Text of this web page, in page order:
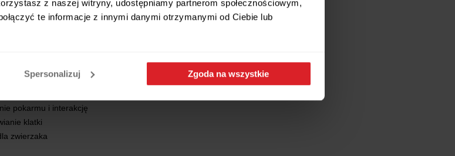
z naszej witryny, udostępniamy partnerom społecznościowym,
te informacje z innymi danymi otrzymanymi od Ciebie lub
Spersonalizuj Zgoda na wszystkie
łatwe utrzymanie czystości.
na rdzę i zużycie
ochrania łapki
pokarmu i interakcję
klatki
zwierzaka